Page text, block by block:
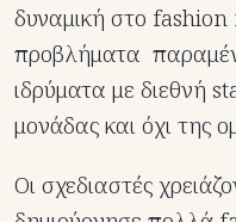
δυναμική στο
προβλήματα
ιδρύματα με διεθνή
μονάδας και όχι της
Οι σχεδιαστές